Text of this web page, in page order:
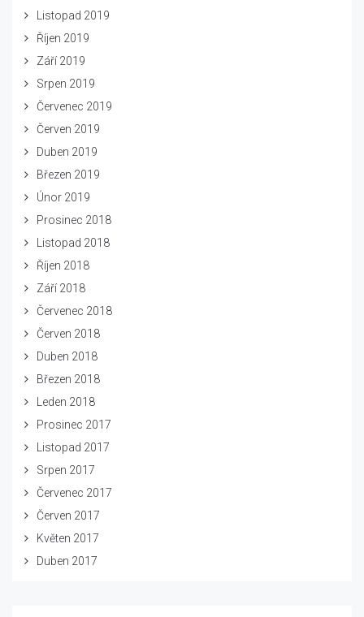
Listopad 2019
Říjen 2019
Září 2019
Srpen 2019
Červenec 2019
Červen 2019
Duben 2019
Březen 2019
Únor 2019
Prosinec 2018
Listopad 2018
Říjen 2018
Září 2018
Červenec 2018
Červen 2018
Duben 2018
Březen 2018
Leden 2018
Prosinec 2017
Listopad 2017
Srpen 2017
Červenec 2017
Červen 2017
Květen 2017
Duben 2017